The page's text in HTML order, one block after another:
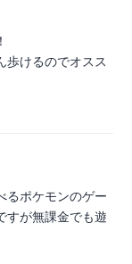
歩けるのでオスス
るポケモンのゲー
すが無課金でも遊